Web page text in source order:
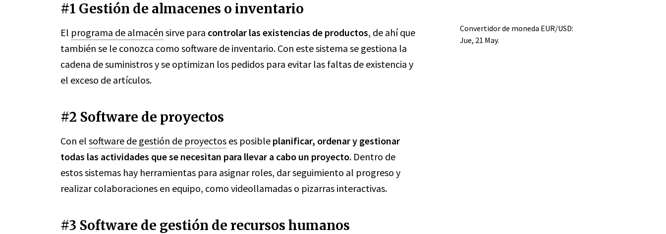
#1 Gestión de almacenes o inventario
El programa de almacén sirve para controlar las existencias de productos, de ahí que
también se le conozca como software de inventario. Con este sistema se gestiona la
cadena de suministros y se optimizan los pedidos para evitar las faltas de existencia y
el exceso de artículos.
#2 Software de proyectos
Con el software de gestión de proyectos es posible planificar, ordenar y gestionar
todas las actividades que se necesitan para llevar a cabo un proyecto. Dentro de
estos sistemas hay herramientas para asignar roles, dar seguimiento al progreso y
realizar colaboraciones en equipo, como videollamadas o pizarras interactivas.
#3 Software de gestión de recursos humanos
Convertidor de moneda EUR/USD:
Jue, 21 May.